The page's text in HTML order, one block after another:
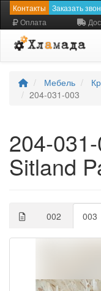
Контакты Заказать
Оплата
Мебель
204-031-003
204-
Sitland
002 003